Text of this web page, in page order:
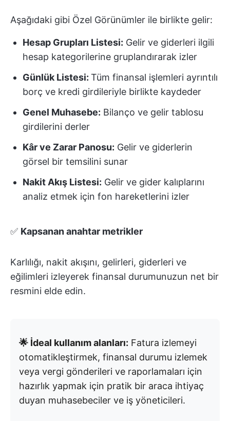
Aşağıdaki gibi Özel Görünümler ile birlikte gelir:
Hesap Grupları Listesi: Gelir ve giderleri ilgili
hesap kategorilerine gruplandırarak izler
Günlük Listesi: Tüm finansal işlemleri ayrıntılı
borç ve kredi girdileriyle birlikte kaydeder
Genel Muhasebe: Bilanço ve gelir tablosu
girdilerini derler
Kâr ve Zarar Panosu: Gelir ve giderlerin
görsel bir temsilini sunar
Nakit Akış Listesi: Gelir ve gider kalıplarını
analiz etmek için fon hareketlerini izler
✅ Kapsanan anahtar metrikler
Karlılığı, nakit akışını, gelirleri, giderleri ve
eğilimleri izleyerek finansal durumunuzun net bir
resmini elde edin.
🌟 İdeal kullanım alanları: Fatura izlemeyi
otomatikleştirmek, finansal durumu izlemek
veya vergi gönderileri ve raporlamaları için
hazırlık yapmak için pratik bir araca ihtiyaç
duyan muhasebeciler ve iş yöneticileri.